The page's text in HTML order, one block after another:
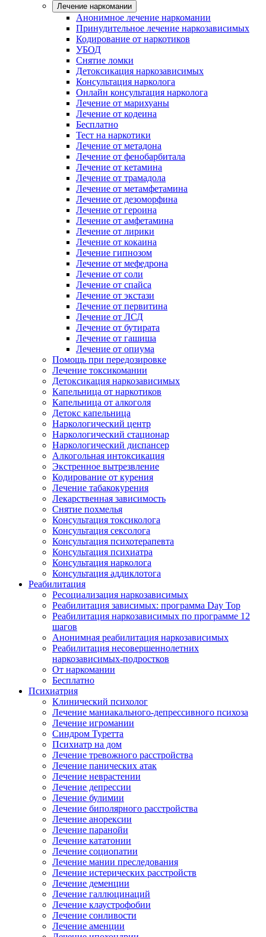
Лечение наркомании
Анонимное лечение наркомании
Принудительное лечение наркозависимых
Кодирование от наркотиков
УБОД
Снятие ломки
Детоксикация наркозависимых
Консультация нарколога
Онлайн консультация нарколога
Лечение от марихуаны
Лечение от кодеина
Бесплатно
Тест на наркотики
Лечение от метадона
Лечение от фенобарбитала
Лечение от кетамина
Лечение от трамадола
Лечение от метамфетамина
Лечение от дезоморфина
Лечение от героина
Лечение от амфетамина
Лечение от лирики
Лечение от кокаина
Лечение гипнозом
Лечение от мефедрона
Лечение от соли
Лечение от спайса
Лечение от экстази
Лечение от первитина
Лечение от ЛСД
Лечение от бутирата
Лечение от гашиша
Лечение от опиума
Помощь при передозировке
Лечение токсикомании
Детоксикация наркозависимых
Капельница от наркотиков
Капельница от алкоголя
Детокс капельница
Наркологический центр
Наркологический стационар
Наркологический диспансер
Алкогольная интоксикация
Экстренное вытрезвление
Кодирование от курения
Лечение табакокурения
Лекарственная зависимость
Снятие похмелья
Консультация токсиколога
Консультация сексолога
Консультация психотерапевта
Консультация психиатра
Консультация нарколога
Консультация аддиклотога
Реабилитация
Ресоциализация наркозависимых
Реабилитация зависимых: программа Day Top
Реабилитация наркозависимых по программе 12
шагов
Анонимная реабилитация наркозависимых
Реабилитация несовершеннолетних
наркозависимых-подростков
От наркомании
Бесплатно
Психиатрия
Клинический психолог
Лечение маниакального-депрессивного психоза
Лечение игромании
Синдром Туретта
Психиатр на дом
Лечение тревожного расстройства
Лечение панических атак
Лечение неврастении
Лечение депрессии
Лечение булимии
Лечение биполярного расстройства
Лечение анорексии
Лечение паранойи
Лечение кататонии
Лечение социопатии
Лечение мании преследования
Лечение истерических расстройств
Лечение деменции
Лечение галлюцинаций
Лечение клаустрофобии
Лечение сонливости
Лечение аменции